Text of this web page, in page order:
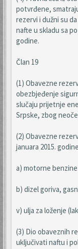
potvrđene,
rezervi i dužni su
nafte u skladu sa
godine.
Član 19
(1) Obavezne
obezbjeđenje
slučaju prijetnje
Srpske, zbog
(2) Obavezne
januara 2015.
a) motorne
b) dizel goriva,
v) ulja za loženje
(3) Dio obaveznih
uključivati naftu i